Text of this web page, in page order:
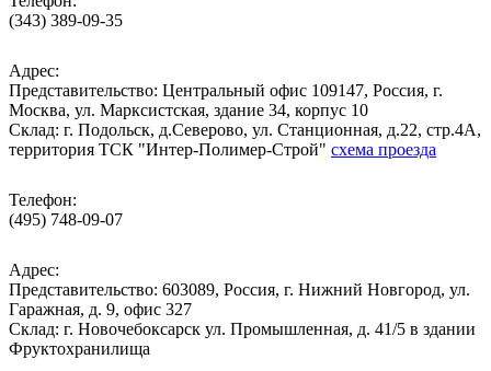
(343) 389-09-35
Адрес:
Представительство: Центральный офис 109147, Россия, г.
Москва, ул. Марксистская, здание 34, корпус 10
Cклад: г. Подольск, д.Северово, ул. Станционная, д.22, стр.4А,
территория ТСК "Интер-Полимер-Строй" схема проезда
Телефон:
(495) 748-09-07
Адрес:
Представительство: 603089, Россия, г. Нижний Новгород, ул.
Гаражная, д. 9, офис 327
Склад: г. Новочебоксарск ул. Промышленная, д. 41/5 в здании
Фруктохранилища